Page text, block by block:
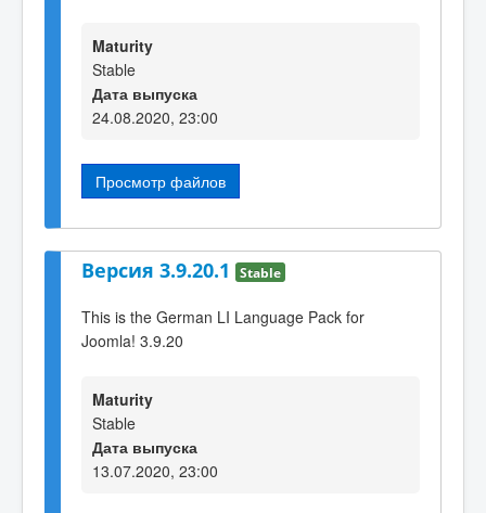
Maturity
Stable
Дата выпуска
24.08.2020, 23:00
Просмотр файлов
Версия 3.9.20.1 Stable
This is the German LI Language Pack for
Joomla! 3.9.20
Maturity
Stable
Дата выпуска
13.07.2020, 23:00